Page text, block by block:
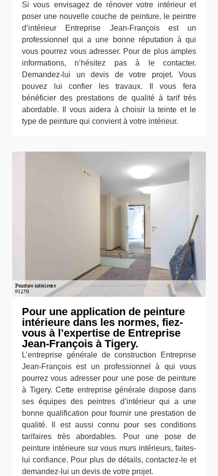
Si vous envisagez de rénover votre intérieur et
poser une nouvelle couche de peinture, le peintre
d’intérieur Entreprise Jean-François est un
professionnel qui a une bonne réputation à qui
vous pourrez vous adresser. Pour de plus amples
informations, n’hésitez pas à le contacter.
Demandez-lui un devis de votre projet. Vous
pouvez lui confier les travaux. Il vous fera
bénéficier des prestations de qualité à tarif très
abordable. Il vous aidera à choisir la teinte et le
type de peinture qui convient à votre intérieur.
Pour une application de peinture
intérieure dans les normes, fiez-
vous à l’expertise de Entreprise
Jean-François à Tigery.
L’entreprise générale de construction Entreprise
Jean-François est un professionnel à qui vous
pourrez vous adresser pour une pose de peinture
à Tigery. Cette entreprise générale dispose dans
ses équipes des peintres d’intérieur qui a une
bonne qualification pour fournir une prestation de
qualité. Il est aussi connu pour ses conditions
tarifaires très abordables. Pour une pose de
peinture intérieure sur vous murs intérieurs, faites-
lui confiance. Pour plus de détails, contactez-le et
demandez-lui un devis de votre projet.